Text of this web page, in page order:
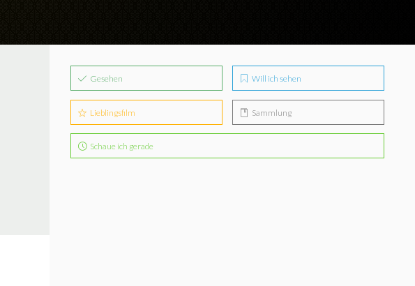
Gesehen Will ich sehen
Lieblingsfilm Sammlung
Schaue ich gerade